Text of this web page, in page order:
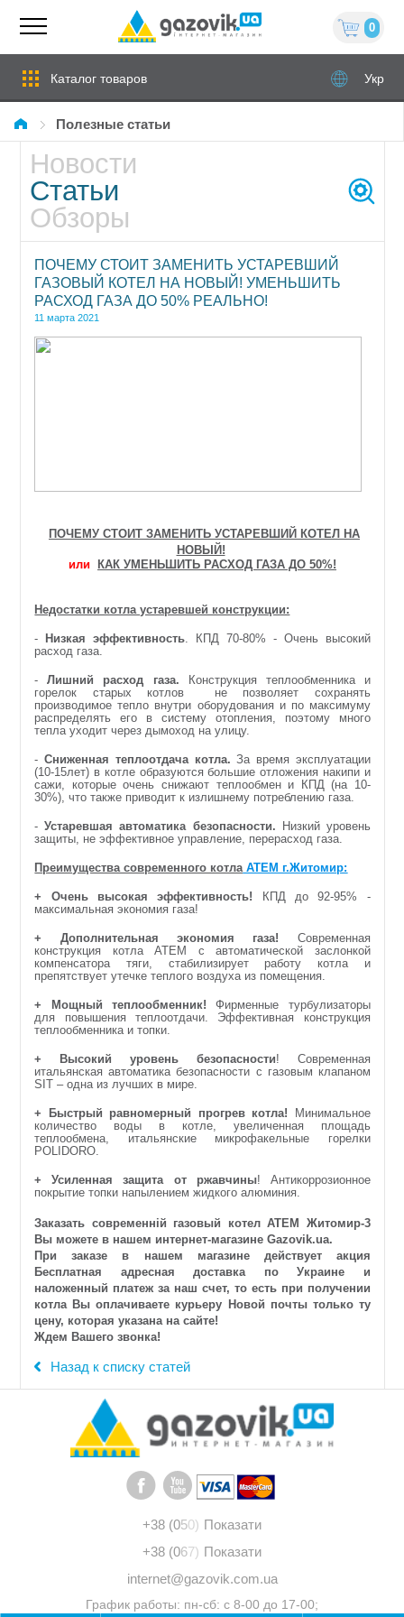
0
Каталог товаров Укр
Полезные статьи
Новости
Статьи
Обзоры
ПОЧЕМУ СТОИТ ЗАМЕНИТЬ УСТАРЕВШИЙ
ГАЗОВЫЙ КОТЕЛ НА НОВЫЙ! УМЕНЬШИТЬ
РАСХОД ГАЗА ДО 50% РЕАЛЬНО!
11 марта 2021
ПОЧЕМУ СТОИТ ЗАМЕНИТЬ УСТАРЕВШИЙ КОТЕЛ НА
НОВЫЙ!
или
КАК УМЕНЬШИТЬ РАСХОД ГАЗА ДО 50%!
Недостатки котла устаревшей конструкции:
- Низкая эффективность. КПД 70-80% - Очень высокий
расход газа.
- Лишний расход газа. Конструкция теплообменника и
горелок старых котлов не позволяет сохранять
производимое тепло внутри оборудования и по максимуму
распределять его в систему отопления, поэтому много
тепла уходит через дымоход на улицу.
-Сниженная теплоотдача котла. За время эксплуатации
(10-15лет) в котле образуются большие отложения накипи и
сажи, которые очень снижают теплообмен и КПД (на 10-
30%), что также приводит к излишнему потреблению газа.
-Устаревшая автоматика безопасности. Низкий уровень
защиты, не эффективное управление, перерасход газа.
Преимущества современного котлаАТЕМ г.Житомир:
+ Очень высокая эффективность!
КПД до 92-95% -
максимальная экономия газа!
+ Дополнительная экономия газа! Современная
конструкция котла АТЕМ с автоматической заслонкой
компенсатора тяги, стабилизирует работу котла и
препятствует утечке теплого воздуха из помещения.
+ Мощный теплообменник! Фирменные турбулизаторы
для повышения теплоотдачи. Эффективная конструкция
теплообменника и топки.
+ Высокий уровень безопасности! Современная
итальянская автоматика безопасности с газовым клапаном
SIT – одна из лучших в мире.
+ Быстрый равномерный прогрев котла! Минимальное
количество воды в котле, увеличенная площадь
теплообмена, итальянские микрофакельные горелки
POLIDORO.
+ Усиленная защита от ржавчины! Антикоррозионное
покрытие топки напылением жидкого алюминия.
Заказать современній газовый котел АТЕМ Житомир-3
Вы можете в нашем интернет-магазине Gazovik.ua.
При заказе в нашем магазине действует акция
Бесплатная адресная доставка по Украине и
наложенный платеж за наш счет, то есть при получении
котла Вы оплачиваете курьеру Новой почты только ту
цену, которая указана на сайте!
Ждем Вашего звонка!
Назад к списку статей
+38 (050) Показати
+38 (067) Показати
internet@gazovik.com.ua
График работы: пн-сб: с 8-00 до 17-00;